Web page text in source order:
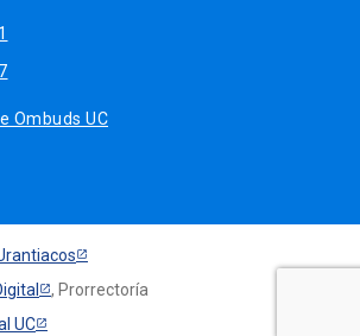
Ombuds UC
, Prorrectoría
UC